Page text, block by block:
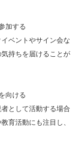
加する
ベントやサイン会な
持ちを届けることが
向ける
として活動する場合
育活動にも注目し、